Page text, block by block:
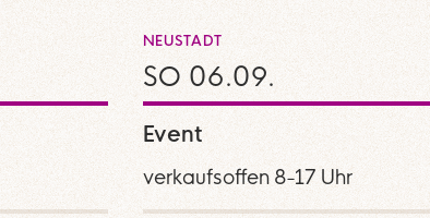
NEUSTADT
SO 06.09.
Event
verkaufsoffen 8-17 Uhr